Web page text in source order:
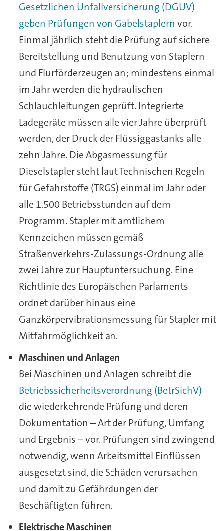
Gesetzlichen Unfallversicherung (DGUV)
geben Prüfungen von Gabelstaplern vor.
Einmal jährlich steht die Prüfung auf sichere
Bereitstellung und Benutzung von Staplern
und Flurförderzeugen an; mindestens einmal
im Jahr werden die hydraulischen
Schlauchleitungen geprüft. Integrierte
Ladegeräte müssen alle vier Jahre überprüft
werden, der Druck der Flüssiggastanks alle
zehn Jahre. Die Abgasmessung für
Dieselstapler steht laut Technischen Regeln
für Gefahrstoffe (TRGS) einmal im Jahr oder
alle 1.500 Betriebsstunden auf dem
Programm. Stapler mit amtlichem
Kennzeichen müssen gemäß
Straßenverkehrs-Zulassungs-Ordnung alle
zwei Jahre zur Hauptuntersuchung. Eine
Richtlinie des Europäischen Parlaments
ordnet darüber hinaus eine
Ganzkörpervibrationsmessung für Stapler mit
Mitfahrmöglichkeit an.
Maschinen und Anlagen
Bei Maschinen und Anlagen schreibt die
Betriebssicherheitsverordnung (BetrSichV)
die wiederkehrende Prüfung und deren
Dokumentation – Art der Prüfung, Umfang
und Ergebnis – vor. Prüfungen sind zwingend
notwendig, wenn Arbeitsmittel Einflüssen
ausgesetzt sind, die Schäden verursachen
und damit zu Gefährdungen der
Beschäftigten führen.
Elektrische Maschinen